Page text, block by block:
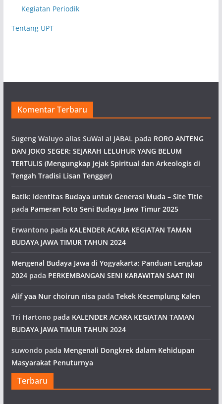
Kegiatan Periodik
Tentang UPT
Komentar Terbaru
Sugeng Waluyo alias SuWal al JABAL pada RORO ANTENG
DAN JOKO SEGER: SEJARAH LELUHUR YANG BELUM
TERTULIS (Mengungkap Jejak Spiritual dan Arkeologis di
Tengah Tradisi Lisan Tengger)
Batik: Identitas Budaya untuk Generasi Muda – Site Title
pada Pameran Foto Seni Budaya Jawa Timur 2025
Erwantono pada KALENDER ACARA KEGIATAN TAMAN
BUDAYA JAWA TIMUR TAHUN 2024
Mengenal Budaya Jawa di Yogyakarta: Panduan Lengkap
2024pada PERKEMBANGAN SENI KARAWITAN SAAT INI
Alif yaa Nur choirun nisa pada Tekek Kecemplung Kalen
Tri Hartono pada KALENDER ACARA KEGIATAN TAMAN
BUDAYA JAWA TIMUR TAHUN 2024
suwondo pada Mengenali Dongkrek dalam Kehidupan
Masyarakat Penuturnya
Terbaru